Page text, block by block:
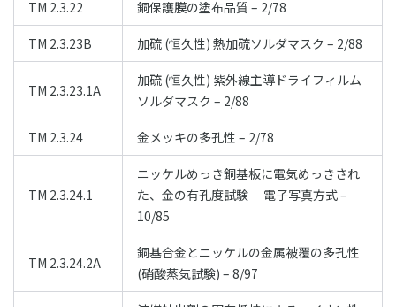
TM 2.3.22 銅保護膜の塗布品質 – 2/78
TM 2.3.23B 加硫 (恒久性) 熱加硫ソルダマスク – 2/88
TM 2.3.23.1A
加硫 (恒久性) 紫外線主導ドライフィルム
ソルダマスク – 2/88
TM 2.3.24 金メッキの多孔性 – 2/78
TM 2.3.24.1
ニッケルめっき銅基板に電気めっきされ
た、金の有孔度試験 電子写真方式 –
10/85
TM 2.3.24.2A
銅基合金とニッケルの金属被覆の多孔性
(硝酸蒸気試験) – 8/97